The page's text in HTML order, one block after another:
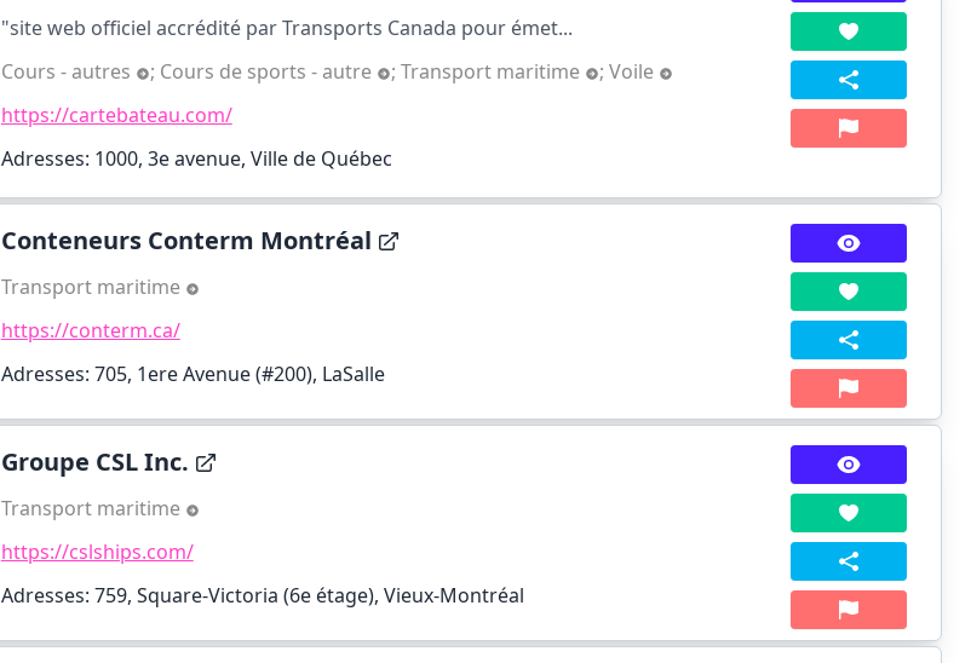
"site web officiel accrédité par Transports Canada pour émet...
Cours - autres
; Cours de sports - autre ; Transport maritime ; Voile
https://cartebateau.com/
Adresses: 1000, 3e avenue, Ville de Québec
Conteneurs Conterm Montréal
Transport maritime
https://conterm.ca/
Adresses: 705, 1ere Avenue (#200), LaSalle
Groupe CSL Inc.
Transport maritime
https://cslships.com/
Adresses: 759, Square-Victoria (6e étage), Vieux-Montréal